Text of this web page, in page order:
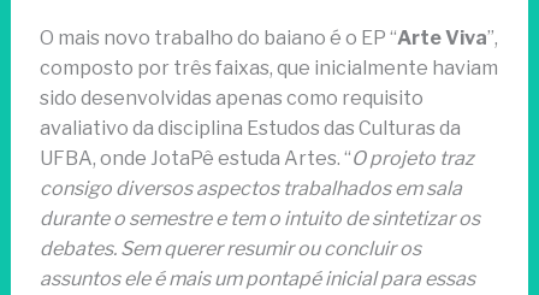
O mais novo trabalho do baiano é o EP “Arte Viva”,
composto por três faixas, que inicialmente haviam
sido desenvolvidas apenas como requisito
avaliativo da disciplina Estudos das Culturas da
UFBA, onde JotaPê estuda Artes. “O projeto traz
consigo diversos aspectos trabalhados em sala
durante o semestre e tem o intuito de sintetizar os
debates. Sem querer resumir ou concluir os
assuntos ele é mais um pontapé inicial para essas